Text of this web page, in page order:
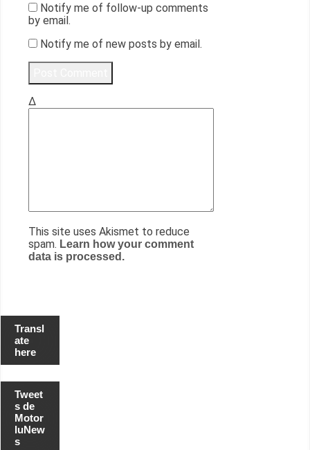
Notify me of follow-up comments
by email.
Notify me of new posts by email.
Δ
This site uses Akismet to reduce
spam. Learn how your comment
data is processed.
Transl
ate
here
Tweet
s de
Motor
luNew
s